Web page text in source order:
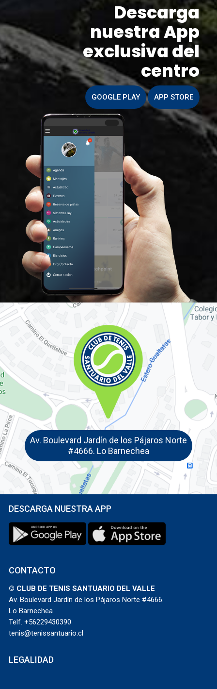
Descarga
nuestra App
exclusiva del
centro
GOOGLE PLAY APP STORE
Av. Boulevard Jardín de los Pájaros Norte
#4666. Lo Barnechea
DESCARGA NUESTRA APP
CONTACTO
© CLUB DE TENIS SANTUARIO DEL VALLE
Av. Boulevard Jardín de los Pájaros Norte #4666.
Lo Barnechea
Telf. +56229430390
tenis@tenissantuario.cl
LEGALIDAD